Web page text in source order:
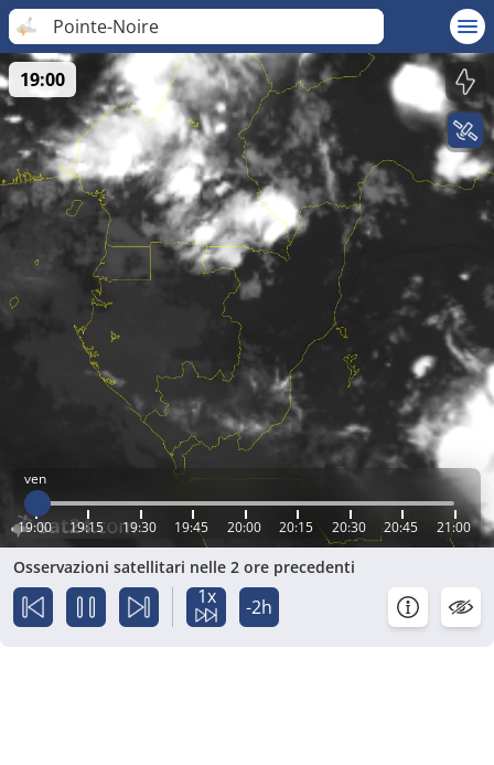
Pointe-Noire
ven
19:00 19:15 19:30 19:45 20:00 20:15 20:30 20:45 21:00
19:00
Osservazioni satellitari nelle 2 ore precedenti
1x -2h